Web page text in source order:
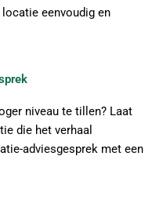
eenvoudig en
niveau te tillen? Laat
die het verhaal
adviesgesprek met een